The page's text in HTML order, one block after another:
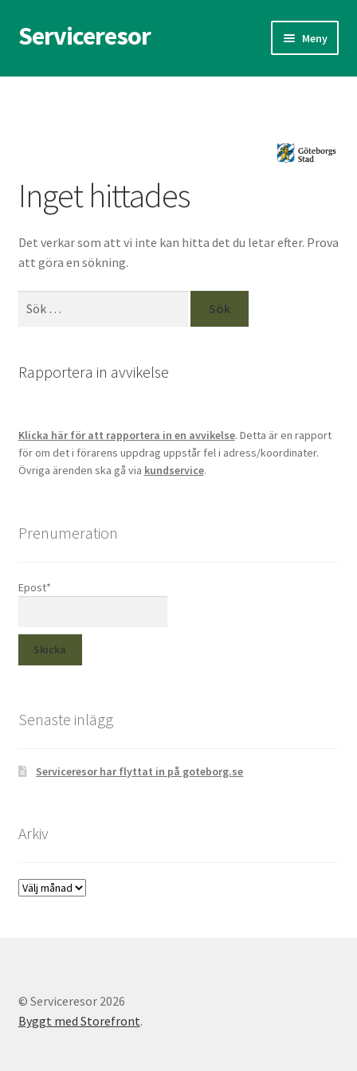
Hoppa
till
Hoppa
till
Serviceresor Meny
Hem
Inget hittades
Det verkar som att vi inte kan hitta det du letar efter. Prova
att göra en sökning.
Rapportera in avvikelse
Klicka här för att rapportera in en avvikelse. Detta är en rapport
för om det i förarens uppdrag uppstår fel i adress/koordinater.
Övriga ärenden ska gå via kundservice.
Prenumeration
Epost*
Senaste inlägg
Serviceresor har flyttat in på goteborg.se
Arkiv
Arkiv
© Serviceresor 2026
Byggt med Storefront.